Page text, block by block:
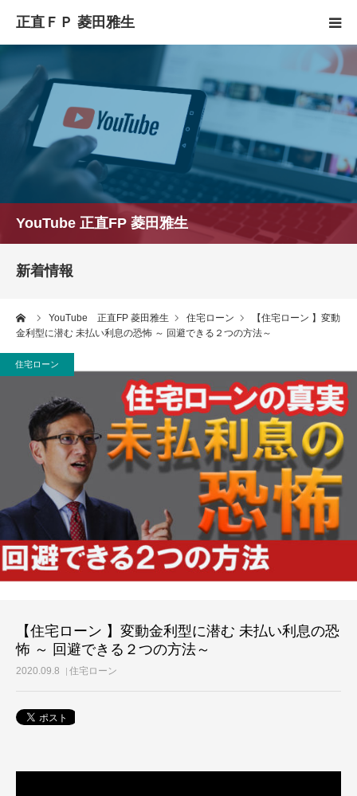
YouTube 正直FP 菱田雅生
新着情報
YouTube 正直FP 菱田雅生 住宅ローン
【住宅ローン 】変動
金利型に潜む 未払い利息の恐怖 ～ 回避できる２つの方法～
住宅ローン
【住宅ローン 】変動金利型に潜む 未払い利息の恐
怖 ～ 回避できる２つの方法～
2020.09.8 住宅ローン
正直FPとは
YouTube
コラム